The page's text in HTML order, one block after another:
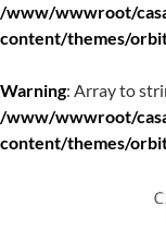
/www/wwwroot/
content/themes/
Warning: Array to
/www/wwwroot/
content/themes/